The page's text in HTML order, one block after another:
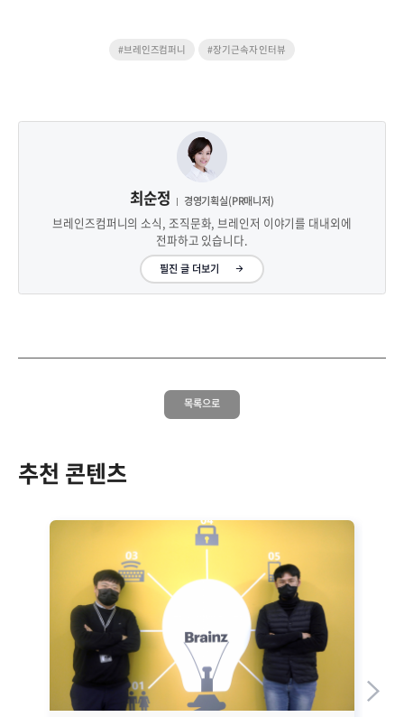
#브레인즈컴퍼니 #장기근속자 인터뷰
최순정 경영기획실(PR매니저)
브레인즈컴퍼니의 소식, 조직문화, 브레인저 이야기를 대내외에
전파하고 있습니다.
필진 글 더보기
목록으로
추천 콘텐츠